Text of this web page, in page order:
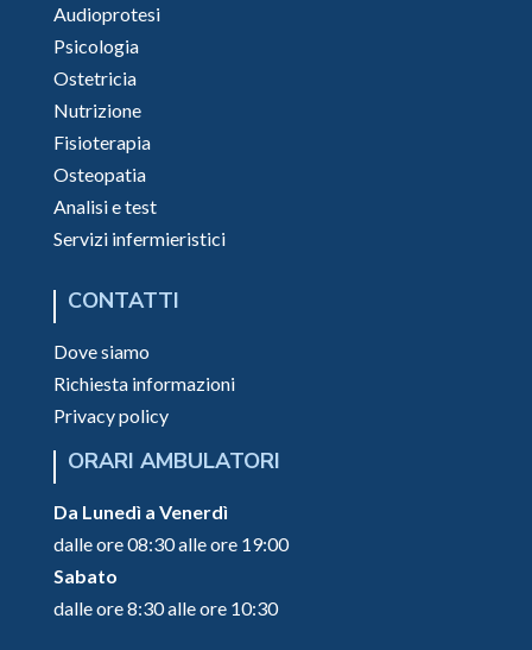
Audioprotesi
Psicologia
Ostetricia
Nutrizione
Fisioterapia
Osteopatia
Analisi e test
Servizi infermieristici
CONTATTI
Dove siamo
Richiesta informazioni
Privacy policy
ORARI AMBULATORI
Da Lunedì a Venerdì
dalle ore 08:30 alle ore 19:00
Sabato
dalle ore 8:30 alle ore 10:30